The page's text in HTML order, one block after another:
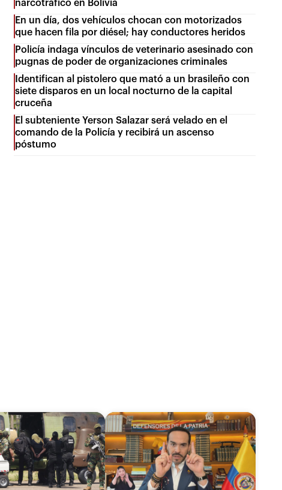
narcotráfico en Bolivia
En un día, dos vehículos chocan con motorizados
que hacen fila por diésel; hay conductores heridos
Policía indaga vínculos de veterinario asesinado con
pugnas de poder de organizaciones criminales
Identifican al pistolero que mató a un brasileño con
siete disparos en un local nocturno de la capital
cruceña
El subteniente Yerson Salazar será velado en el
comando de la Policía y recibirá un ascenso
póstumo